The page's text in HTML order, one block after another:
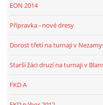
EON 2014
Přípravka - nové dresy
Dorost třetí na turnaji v
Starší žáci druzí na turnaji v
FKD A